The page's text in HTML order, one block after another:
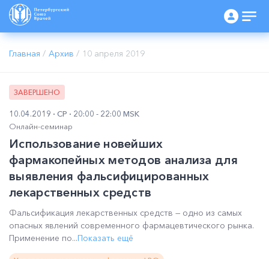
Главная / Архив / 10 апреля 2019
ЗАВЕРШЕНО
10.04.2019 СР
20:00 - 22:00 MSK
Онлайн-семинар
Использование новейших
фармакопейных методов анализа для
выявления фальсифицированных
лекарственных средств
Фальсификация лекарственных средств — одно из самых
опасных явлений современного фармацевтического рынка.
Применение по...Показать ещё